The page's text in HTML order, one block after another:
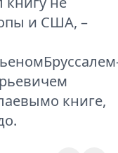
и США, –
книге,